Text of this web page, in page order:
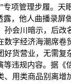
项管理步履。
，他人曲播录
会川暗示，后
字经济海潮席
货营业，无需
违规内容。据
用类商品别离